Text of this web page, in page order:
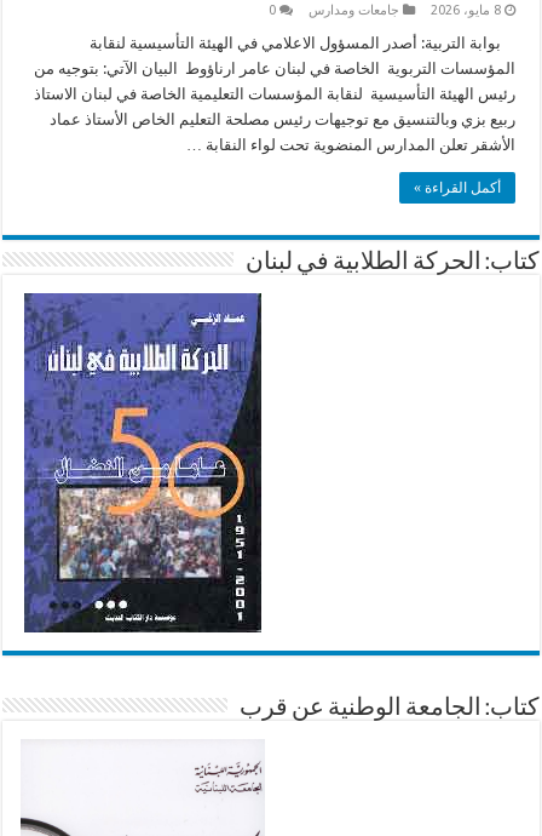
8 مايو، 2026 جامعات ومدارس 0
بوابة التربية: أصدر المسؤول الاعلامي في الهيئة التأسيسية لنقابة
المؤسسات التربوية الخاصة في لبنان عامر ارناؤوط البيان الآتي: بتوجيه من
رئيس الهيئة التأسيسية لنقابة المؤسسات التعليمية الخاصة في لبنان الاستاذ
ربيع بزي وبالتنسيق مع توجيهات رئيس مصلحة التعليم الخاص الأستاذ عماد
الأشقر تعلن المدارس المنضوية تحت لواء النقابة …
أكمل القراءة »
كتاب: الحركة الطلابية في لبنان
كتاب: الجامعة الوطنية عن قرب